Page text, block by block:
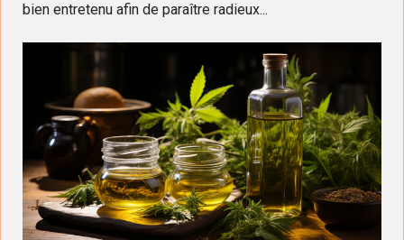
bien entretenu afin de paraître radieux...